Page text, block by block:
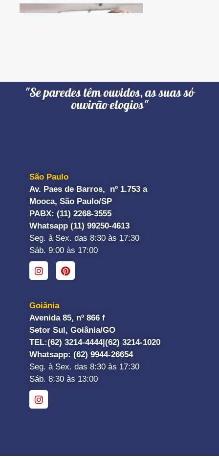
"Se paredes têm ouvidos, as suas só
ouvirão elogios"
São Paulo
Av. Paes de Barros, nº 1.753 a
Mooca, São Paulo/SP
PABX: (11) 2268-3555
Whatsapp (11) 99250-4613
Seg. à Sex. das 8:30 às 17:30
Sáb. 9:00 às 17:00
Goiânia
Avenida 85, nº 866 f
Setor Sul, Goiânia/GO
TEL:(62) 3214-4444| (62) 3214-1020
Whatsapp: (62) 9944-26654
Seg. à Sex. das 8:30 às 17:30
Sáb. 8:30 às 13:00